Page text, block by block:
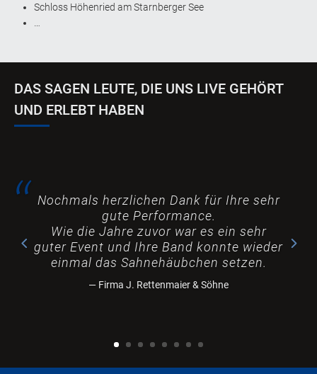
Schloss Höhenried am Starnberger See
DAS SAGEN LEUTE, DIE UNS LIVE GEHÖRT
UND ERLEBT HABEN
Nochmals herzlichen Dank für Ihre sehr
gute Performance.
Wie die Jahre zuvor war es ein sehr
guter Event und Ihre Band konnte wieder
einmal das Sahnehäubchen setzen.
Firma J. Rettenmaier & Söhne